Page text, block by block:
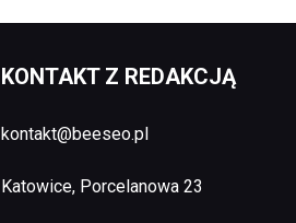
KONTAKT Z REDAKCJĄ
kontakt@beeseo.pl
Katowice, Porcelanowa 23